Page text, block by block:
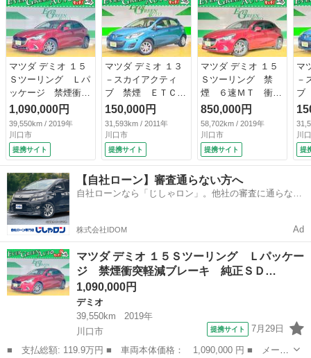
マツダ デミオ １５
Ｓツーリング Ｌパ
ッケージ 禁煙衝突
軽減ブレーキ 純正
ＳＤナビ Ｂｌｕｅ
ｔｏｏｔｈ ３６
０°モニター フル
セグ ＥＴＣ シー
トヒーター ＬＥ
Ｄ フォグ （車検
整備付）
1,090,000円
39,550km / 2019年
川口市
提携サイト
マツダ デミオ １３
－スカイアクティ
ブ 禁煙 ＥＴＣ
純正１４ＡＷ （車
検整備付）
150,000円
31,593km / 2011年
川口市
提携サイト
マツダ デミオ １５
Ｓツーリング 禁
煙 ６速ＭＴ 衝突
軽減ブレーキ 純正
ＳＤナビ Ｂｌｕｅ
ｔｏｏｔｈ ３６
０°モニター フル
セグ ＥＴＣ シー
トヒーター ＬＥＤ
（車検整備付）
850,000円
58,702km / 2019年
川口市
提携サイト
マ
－
純
検
川
提
【自社ローン】審査通らない方へ
自社ローンなら「じしゃロン」。他社の審査に通らなか
株式会社IDOM Ad
マツダ デミオ １５Ｓツーリング Ｌパッケー
ジ 禁煙衝突軽減ブレーキ 純正ＳＤ…
1,090,000円
デミオ
39,550km
2019年
川口市
提携サイト 7月29日
■ 支払総額: 119.9万円 ■ 車両本体価格： 1,090,000 円 ■ メーカ